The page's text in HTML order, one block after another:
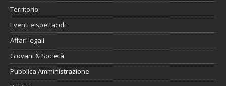
Territorio
Eventi e spettacoli
Affari legali
Giovani & Società
Pubblica Amministrazione